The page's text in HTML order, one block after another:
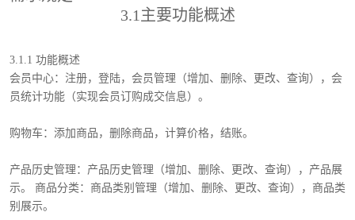
3.1主要功能概述
3.1.1 功能概述
会员中心：注册，登陆，会员管理（增加、删除、更改、查询），会
员统计功能（实现会员订购成交信息）。
购物车：添加商品，删除商品，计算价格，结账。
产品历史管理：产品历史管理（增加、删除、更改、查询），产品展
示。 商品分类：商品类别管理（增加、删除、更改、查询），商品类
别展示。